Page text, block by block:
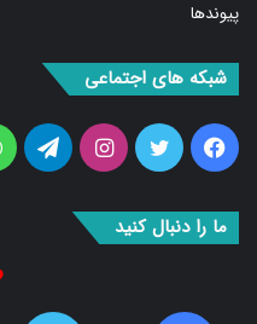
پیوندها
شبکه های اجتماعی
فیس
توییتر اینستاگرام
ما را دنبال کنید